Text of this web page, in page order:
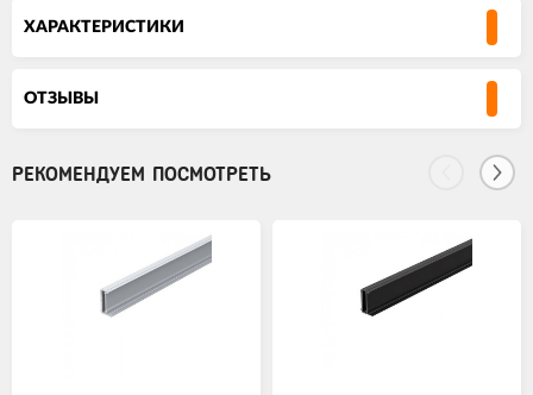
ХАРАКТЕРИСТИКИ
ОТЗЫВЫ
РЕКОМЕНДУЕМ ПОСМОТРЕТЬ